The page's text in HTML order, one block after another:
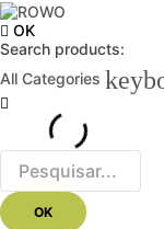
OK
Search products:
All Categories
OK